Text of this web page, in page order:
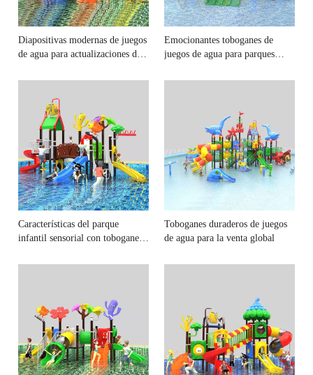
Diapositivas modernas de juegos
de agua para actualizaciones de
Emocionantes toboganes de
juegos de agua para parques
Características del parque
infantil sensorial con toboganes
Toboganes duraderos de juegos
de agua para la venta global